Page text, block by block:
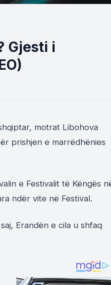
Gjesti i
motrat Libohova
prishjen e marrëdhënies
e Festivalit të Këngës
ndër vite në Festival.
Erandën e cila u shfaq